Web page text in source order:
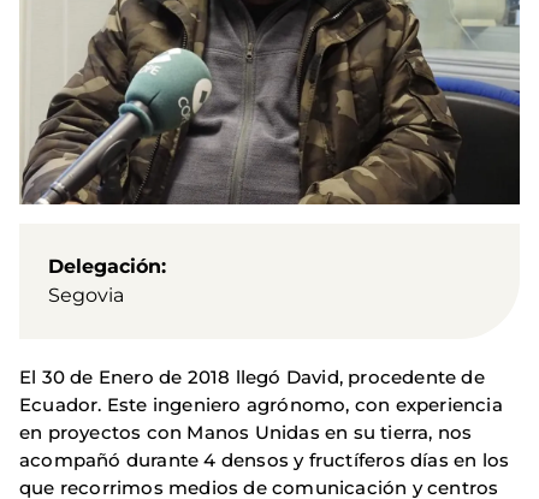
Delegación
Segovia
El 30 de Enero de 2018 llegó David, procedente de
Ecuador. Este ingeniero agrónomo, con experiencia
en proyectos con Manos Unidas en su tierra, nos
acompañó durante 4 densos y fructíferos días en los
que recorrimos medios de comunicación y centros